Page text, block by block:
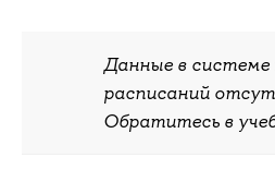
Данные в системе
расписаний
Обратитесь в